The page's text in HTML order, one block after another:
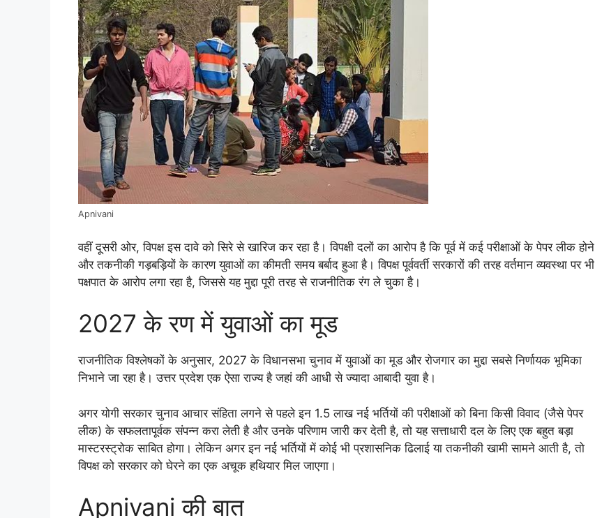
Apnivani
वहीं दूसरी ओर, विपक्ष इस दावे को सिरे से खारिज कर रहा है। विपक्षी दलों का आरोप है कि पूर्व में कई परीक्षाओं के पेपर लीक होने
और तकनीकी गड़बड़ियों के कारण युवाओं का कीमती समय बर्बाद हुआ है। विपक्ष पूर्ववर्ती सरकारों की तरह वर्तमान व्यवस्था पर भी
पक्षपात के आरोप लगा रहा है, जिससे यह मुद्दा पूरी तरह से राजनीतिक रंग ले चुका है।
2027 के रण में युवाओं का मूड
राजनीतिक विश्लेषकों के अनुसार, 2027 के विधानसभा चुनाव में युवाओं का मूड और रोजगार का मुद्दा सबसे निर्णायक भूमिका
निभाने जा रहा है। उत्तर प्रदेश एक ऐसा राज्य है जहां की आधी से ज्यादा आबादी युवा है।
अगर योगी सरकार चुनाव आचार संहिता लगने से पहले इन 1.5 लाख नई भर्तियों की परीक्षाओं को बिना किसी विवाद (जैसे पेपर
लीक) के सफलतापूर्वक संपन्न करा लेती है और उनके परिणाम जारी कर देती है, तो यह सत्ताधारी दल के लिए एक बहुत बड़ा
मास्टरस्ट्रोक साबित होगा। लेकिन अगर इन नई भर्तियों में कोई भी प्रशासनिक ढिलाई या तकनीकी खामी सामने आती है, तो
विपक्ष को सरकार को घेरने का एक अचूक हथियार मिल जाएगा।
Apnivani की बात